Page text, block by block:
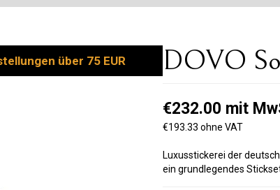
über 75 EUR DOVO
€232.00 mit
€193.33 ohne VAT
Luxusstickerei der
ein grundlegendes